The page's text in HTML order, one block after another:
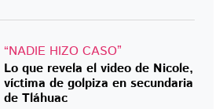
“NADIE HIZO CASO”
Lo que revela el video de Nicole,
víctima de golpiza en secundaria
de Tláhuac